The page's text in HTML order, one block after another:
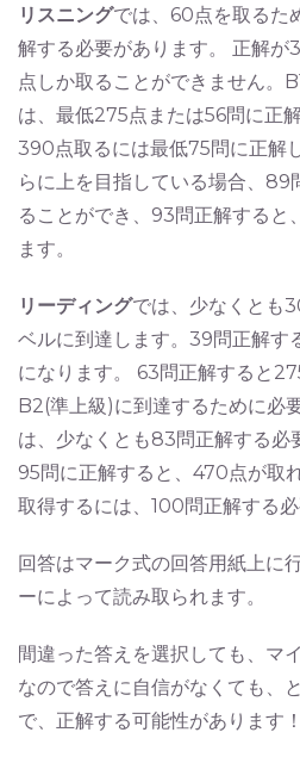
リスニングでは、60点を取るた
解する必要があります。 正解が
点しか取ることができません。
は、最低275点または56問に正
390点取るには最低75問に正解
らに上を目指している場合、89
ることができ、93問正解すると
ます。
リーディングでは、少なくとも
ベルに到達します。39問正解す
になります。 63問正解すると
B2(準上級)に到達するために必
は、少なくとも83問正解する必
95問に正解すると、470点が取
取得するには、100問正解する必
回答はマーク式の回答用紙上に
ーによって読み取られます。
間違った答えを選択しても、マ
なので答えに自信がなくても、
で、正解する可能性があります！